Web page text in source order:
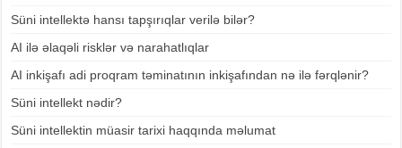
Süni intellektə hansı tapşırıqlar verilə bilər?
AI ilə əlaqəli risklər və narahatlıqlar
AI inkişafı adi proqram təminatının inkişafından nə ilə fərqlənir?
Süni intellekt nədir?
Süni intellektin müasir tarixi haqqında məlumat